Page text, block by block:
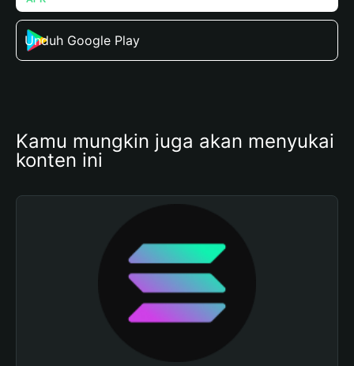
Unduh Google Play
Kamu mungkin juga akan menyukai
konten ini